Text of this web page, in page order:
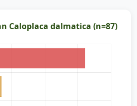
Caloplaca dalmatica (n=87)